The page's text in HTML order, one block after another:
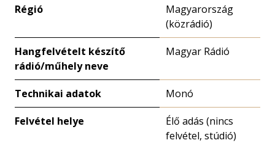
Régió
Magyarország
(közrádió)
Hangfelvételt készítő
rádió/műhely neve
Magyar Rádió
Technikai adatok Monó
Felvétel helye
Élő adás (nincs
felvétel, stúdió)